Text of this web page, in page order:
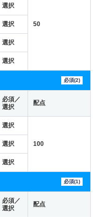
50
選択
選択
選択
選択
必須(2)
必須／
選択
配点
選択
100
選択
選択
必須(1)
必須／
選択
配点